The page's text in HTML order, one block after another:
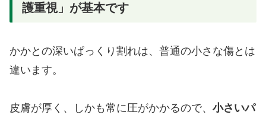
護重視」が基本です
かかとの深いぱっくり割れは、普通の小さな傷とは
違います。
皮膚が厚く、しかも常に圧がかかるので、 小さいパ